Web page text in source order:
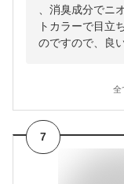
、消臭成分でニ
トカラーで目立
のですので、良
全
7